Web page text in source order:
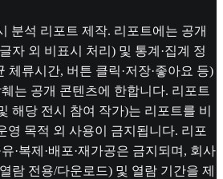
분석 리포트 제작. 리포트에는 공개
자 외 비표시 처리) 및 통계·집계 정
체류시간, 버튼 클릭·저장·좋아요 등)
는 공개 콘텐츠에 한합니다. 리포트
해당 전시 참여 작가)는 리포트를 비
영 목적 외 사용이 금지됩니다. 리포
·복제·배포·재가공은 금지되며, 회사
람 전용/다운로드) 및 열람 기간을 제